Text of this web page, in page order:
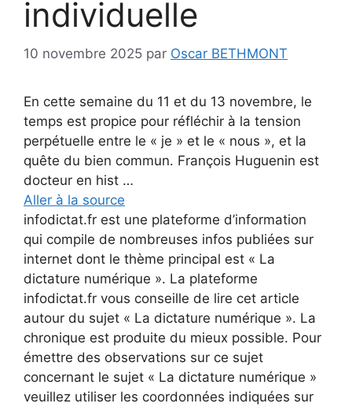
individuelle
10 novembre 2025 par Oscar BETHMONT
En cette semaine du 11 et du 13 novembre, le
temps est propice pour réfléchir à la tension
perpétuelle entre le « je » et le « nous », et la
quête du bien commun. François Huguenin est
docteur en hist …
Aller à la source
infodictat.fr est une plateforme d’information
qui compile de nombreuses infos publiées sur
internet dont le thème principal est « La
dictature numérique ». La plateforme
infodictat.fr vous conseille de lire cet article
autour du sujet « La dictature numérique ». La
chronique est produite du mieux possible. Pour
émettre des observations sur ce sujet
concernant le sujet « La dictature numérique »
veuillez utiliser les coordonnées indiquées sur